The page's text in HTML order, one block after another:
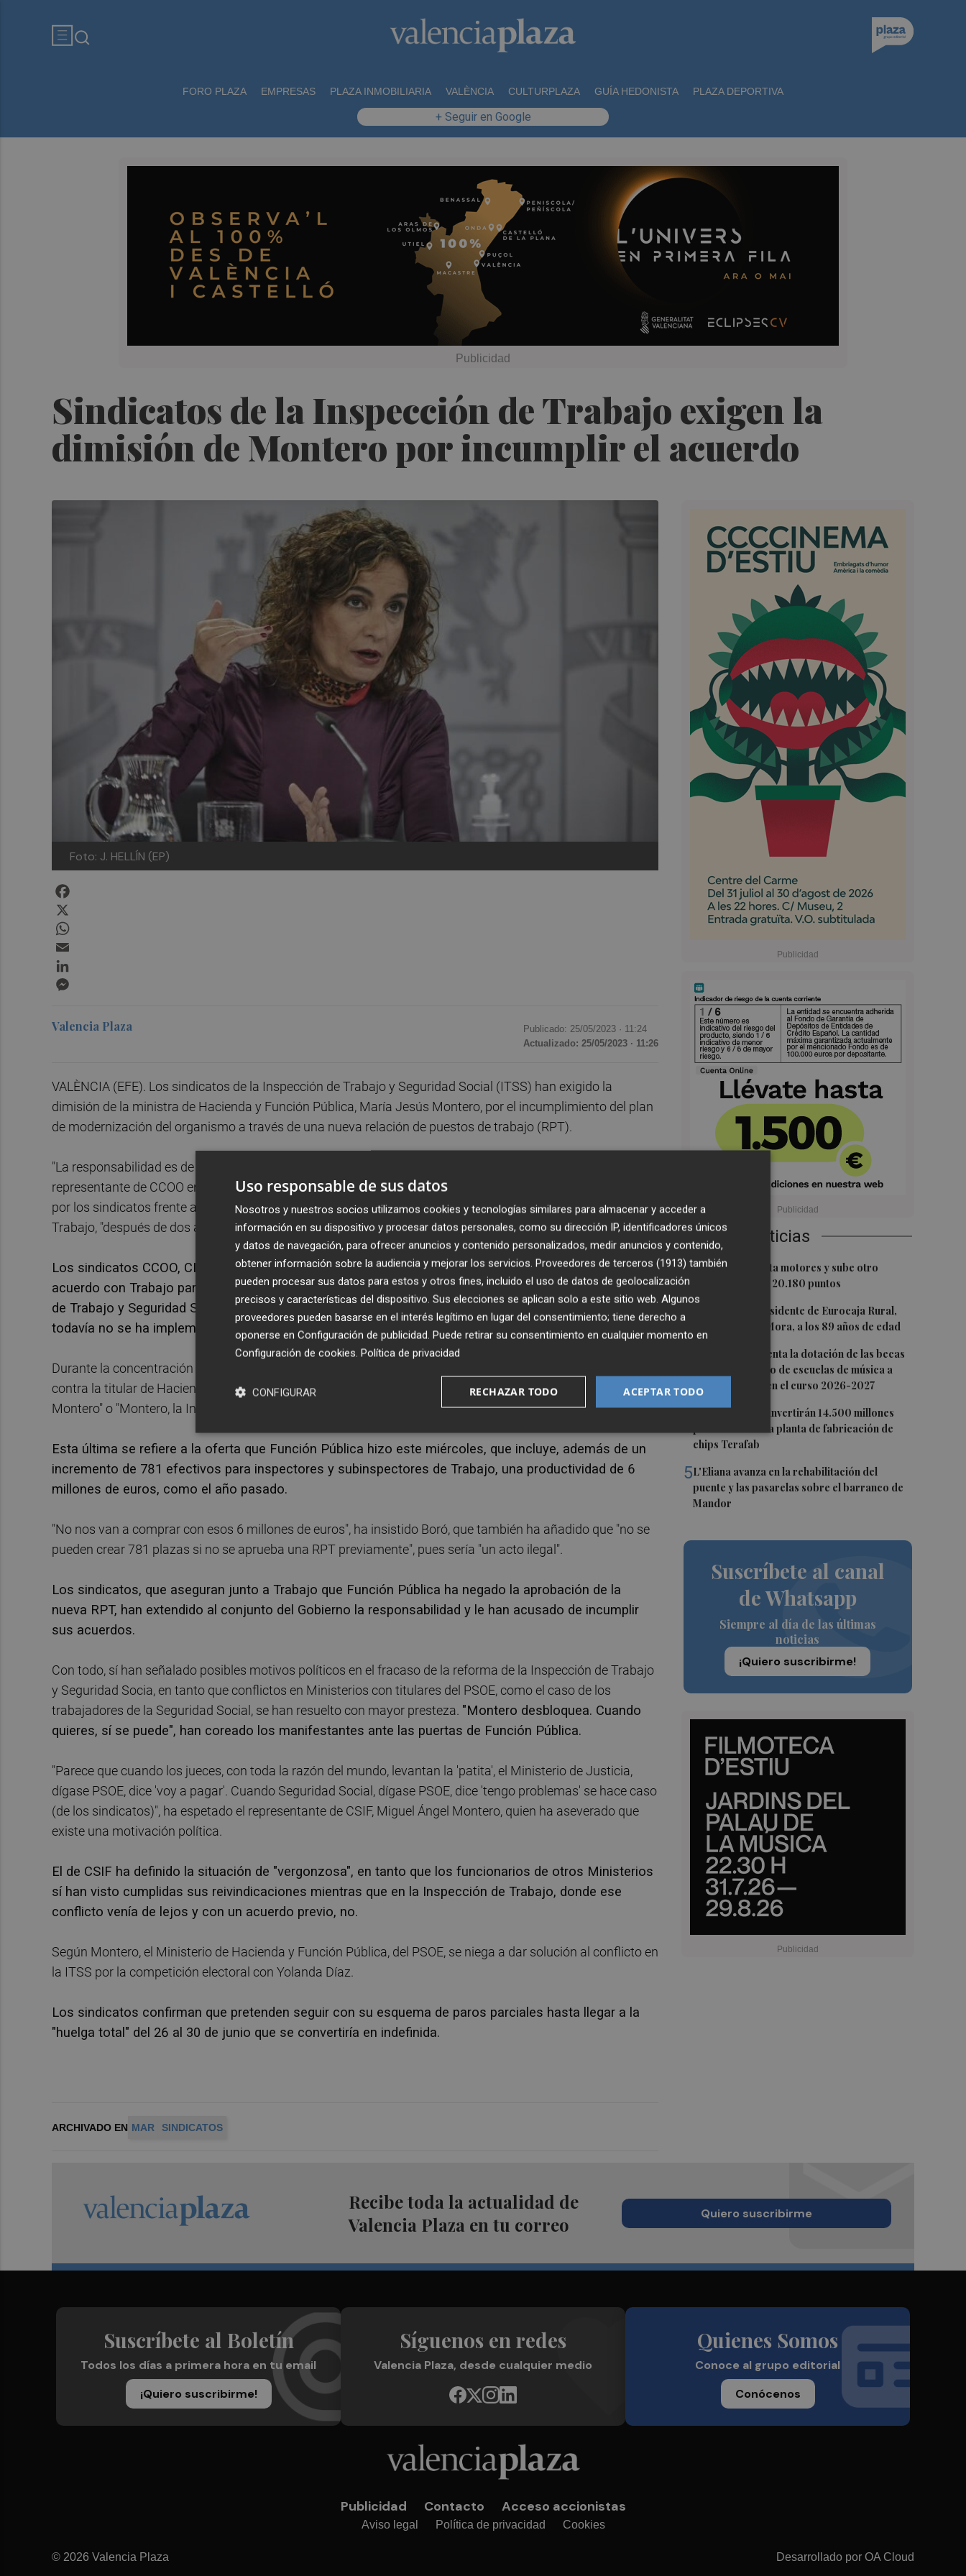
FORO PLAZA EMPRESAS PLAZA INMOBILIARIA VALÈNCIA CULTURPLAZA GUÍA HEDONISTA PLAZA DEPORTIVA
+ Seguir en Google
Sindicatos de la Inspección de Trabajo exigen la
dimisión de Montero por incumplir el acuerdo
Foto: J. HELLÍN (EP)
Últimas Noticias
1El Ibex 35 aprieta motores y sube otro
0,62%, hasta los 20.180 puntos
2
Fallece el expresidente de Eurocaja Rural,
Andrés Gómez Mora, a los 89 años de edad
CaixaBank aumenta la dotación de las becas
para el alumnado de escuelas de música a
275.000 euros en el curso 2026-2027
4Tesla y SpaceX invertirán 14.500 millones
para construir la planta de fabricación de
chips Terafab
5L'Eliana avanza en la rehabilitación del
puente y las pasarelas sobre el barranco de
Mandor
Suscríbete al canal
de Whatsapp
Siempre al día de las últimas
noticias
¡Quiero suscribirme!
Valencia Plaza Publicado: 25/05/2023 · 11:24
Actualizado: 25/05/2023 · 11:26
VALÈNCIA (EFE). Los sindicatos de la Inspección de Trabajo y Seguridad Social (ITSS) han exigido la
dimisión de la ministra de Hacienda y Función Pública, María Jesús Montero, por el incumplimiento del plan
de modernización del organismo a través de una nueva relación de puestos de trabajo (RPT).
"La responsabilidad es de Función Pública porque tiene que aprobar la RPT", ha afirmado este jueves el
representante de CCOO en la ITSS, Fernando Boró, en rueda de prensa previa a la concentración convocada
por los sindicatos frente a la Secretaría de Estado de Función Pública, aunque ha señalado también que
Trabajo, "después de dos años, podría haber hecho mucho más".
Los sindicatos CCOO, CIG, CSIF, SITSS, SISLASS, UGT, UPIT y USESS llegaron en julio de 2021 a un
acuerdo con Trabajo para reforzar la ITSS, el cual se convirtió en el "Plan Estratégico de la Inspección
de Trabajo y Seguridad Social 2021-2023", aprobado por el Gobierno a finales de ese año, pero que
todavía no se ha implementado.
Durante la concentración de los funcionarios de la Inspección de Trabajo se han podido escuchar proclamas
contra la titular de Hacienda tales como "Montero dimisión", "Hay dinero, hay acuerdo, solo falta la (ministra)
Montero" o "Montero, la Inspección no se compra con dinero".
Esta última se refiere a la oferta que Función Pública hizo este miércoles, que incluye, además de un
incremento de 781 efectivos para inspectores y subinspectores de Trabajo, una productividad de 6
millones de euros, como el año pasado.
"No nos van a comprar con esos 6 millones de euros", ha insistido Boró, que también ha añadido que "no se
pueden crear 781 plazas si no se aprueba una RPT previamente", pues sería "un acto ilegal".
Los sindicatos, que aseguran junto a Trabajo que Función Pública ha negado la aprobación de la
nueva RPT, han extendido al conjunto del Gobierno la responsabilidad y le han acusado de incumplir
sus acuerdos.
Con todo, sí han señalado posibles motivos políticos en el fracaso de la reforma de la Inspección de Trabajo
y Seguridad Socia, en tanto que conflictos en Ministerios con titulares del PSOE, como el caso de los
trabajadores de la Seguridad Social, se han resuelto con mayor presteza. "Montero desbloquea. Cuando
quieres, sí se puede", han coreado los manifestantes ante las puertas de Función Pública.
"Parece que cuando los jueces, con toda la razón del mundo, levantan la 'patita', el Ministerio de Justicia,
dígase PSOE, dice 'voy a pagar'. Cuando Seguridad Social, dígase PSOE, dice 'tengo problemas' se hace caso
(de los sindicatos)", ha espetado el representante de CSIF, Miguel Ángel Montero, quien ha aseverado que
existe una motivación política.
El de CSIF ha definido la situación de "vergonzosa", en tanto que los funcionarios de otros Ministerios
sí han visto cumplidas sus reivindicaciones mientras que en la Inspección de Trabajo, donde ese
conflicto venía de lejos y con un acuerdo previo, no.
Según Montero, el Ministerio de Hacienda y Función Pública, del PSOE, se niega a dar solución al conflicto en
la ITSS por la competición electoral con Yolanda Díaz.
Los sindicatos confirman que pretenden seguir con su esquema de paros parciales hasta llegar a la
"huelga total" del 26 al 30 de junio que se convertiría en indefinida.
ARCHIVADO EN MAR SINDICATOS
Recibe toda la actualidad de
Valencia Plaza en tu correo
Quiero suscribirme
Suscríbete al Boletín
Todos los días a primera hora en tu email
¡Quiero suscribirme!
Síguenos en redes
Valencia Plaza, desde cualquier medio
Quienes Somos
Conoce al grupo editorial
Conócenos
Publicidad Contacto Acceso accionistas
Aviso legal Política de privacidad Cookies
© 2026 Valencia Plaza Desarrollado por OA Cloud
Uso responsable de sus datos
Nosotros y nuestros socios utilizamos cookies y tecnologías similares para almacenar y acceder a
información en su dispositivo y procesar datos personales, como su dirección IP, identificadores únicos
y datos de navegación, para ofrecer anuncios y contenido personalizados, medir anuncios y contenido,
obtener información sobre la audiencia y mejorar los servicios. Proveedores de terceros (1913) también
pueden procesar sus datos para estos y otros fines, incluido el uso de datos de geolocalización
precisos y características del dispositivo. Sus elecciones se aplican solo a este sitio web. Algunos
proveedores pueden basarse en el interés legítimo en lugar del consentimiento; tiene derecho a
oponerse en Configuración de publicidad. Puede retirar su consentimiento en cualquier momento en
Configuración de cookies. Política de privacidad
ACEPTAR TODO
RECHAZAR TODO
CONFIGURAR